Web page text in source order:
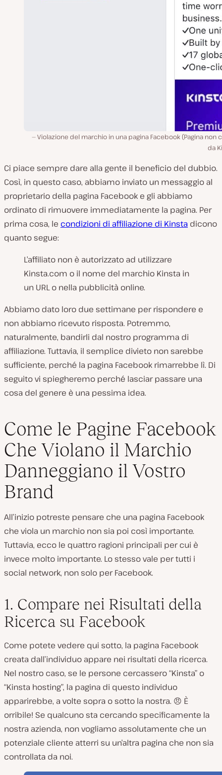
Violazione del marchio in una pagina Facebook (Pagina non
da
Ci piace sempre dare alla gente il beneficio del dubbio.
Così, in questo caso, abbiamo inviato un messaggio al
proprietario della pagina Facebook e gli abbiamo
ordinato di rimuovere immediatamente la pagina. Per
prima cosa, le condizioni di affiliazione di Kinsta dicono
quanto segue:
L’affiliato non è autorizzato ad utilizzare
Kinsta.com o il nome del marchio Kinsta in
un URL o nella pubblicità online.
Abbiamo dato loro due settimane per rispondere e
non abbiamo ricevuto risposta. Potremmo,
naturalmente, bandirli dal nostro programma di
affiliazione. Tuttavia, il semplice divieto non sarebbe
sufficiente, perché la pagina Facebook rimarrebbe lì. Di
seguito vi spiegheremo perché lasciar passare una
cosa del genere è una pessima idea.
Come le Pagine Facebook
Che Violano il Marchio
Danneggiano il Vostro
Brand
All’inizio potreste pensare che una pagina Facebook
che viola un marchio non sia poi così importante.
Tuttavia, ecco le quattro ragioni principali per cui è
invece molto importante. Lo stesso vale per tutti i
social network, non solo per Facebook.
1. Compare nei Risultati della
Ricerca su Facebook
Come potete vedere qui sotto, la pagina Facebook
creata dall’individuo appare nei risultati della ricerca.
Nel nostro caso, se le persone cercassero “Kinsta” o
“Kinsta hosting”, la pagina di questo individuo
apparirebbe, a volte sopra o sotto la nostra. 😠 È
orribile! Se qualcuno sta cercando specificamente la
nostra azienda, non vogliamo assolutamente che un
potenziale cliente atterri su un’altra pagina che non sia
controllata da noi.